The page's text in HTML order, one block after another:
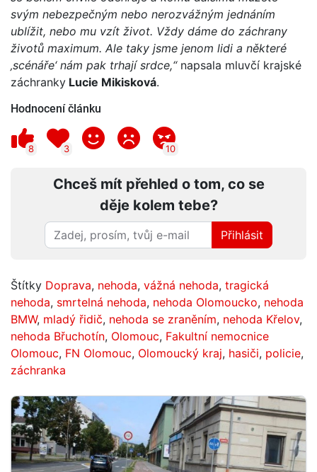
svým nebezpečným nebo nerozvážným jednáním
ublížit, nebo mu vzít život. Vždy dáme do záchrany
životů maximum. Ale taky jsme jenom lidi a některé
‚scénáře‘ nám pak trhají srdce,“napsala mluvčí krajské
záchranky Lucie Mikisková.
Hodnocení článku
8 3 10
Chceš mít přehled o tom, co se
děje kolem tebe?
Přihlásit
Štítky Doprava, nehoda, vážná nehoda, tragická
nehoda, smrtelná nehoda, nehoda Olomoucko, nehoda
BMW, mladý řidič, nehoda se zraněním, nehoda Křelov,
nehoda Břuchotín, Olomouc, Fakultní nemocnice
Olomouc, FN Olomouc, Olomoucký kraj, hasiči, policie,
záchranka